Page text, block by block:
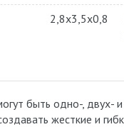
2,8х3,5х0,8
быть одно-, двух-
жесткие и